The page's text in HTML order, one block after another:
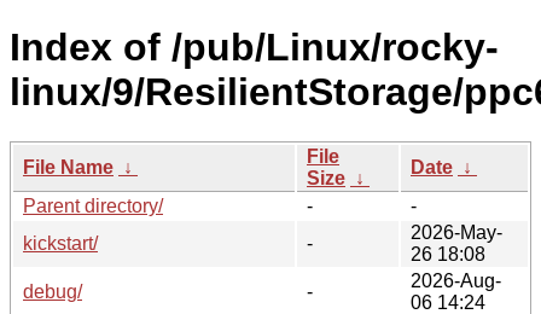
Index of /pub/Linux/rocky-
linux/9/ResilientStorage/
File Name ↓
File
Size ↓
Date ↓
Parent directory/
-
-
kickstart/
-
2026-May-
26 18:08
debug/
-
2026-Aug-
06 14:24